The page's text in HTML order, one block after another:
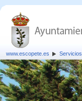
www.escopete.es Servicios